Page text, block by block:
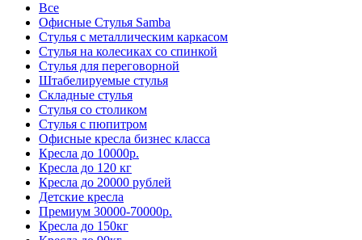
Все
Офисные Стулья Samba
Стулья с металлическим каркасом
Стулья на колесиках со спинкой
Стулья для переговорной
Штабелируемые стулья
Складные стулья
Стулья со столиком
Стулья с пюпитром
Офисные кресла бизнес класса
Кресла до 10000р.
Кресла до 120 кг
Кресла до 20000 рублей
Детские кресла
Премиум 30000-70000р.
Кресла до 150кг